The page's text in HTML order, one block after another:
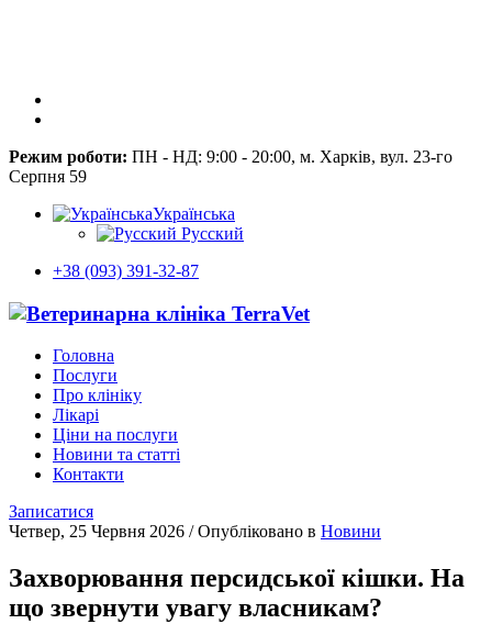
Режим роботи: ПН - НД: 9:00 - 20:00, м. Харків, вул. 23-го
Серпня 59
Українська
Русский
+38 (093) 391-32-87
Головна
Послуги
Про клініку
Лікарі
Ціни на послуги
Новини та статті
Контакти
Записатися
Четвер, 25 Червня 2026 /Опубліковано в Новини
Захворювання персидської кішки. На
що звернути увагу власникам?